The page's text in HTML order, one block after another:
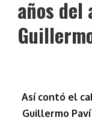
años del
Así contó el
Guillermo